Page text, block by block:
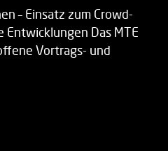
– Einsatz zum Crowd-
Entwicklungen Das MTE
Vortrags- und